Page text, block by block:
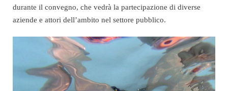
durante il convegno, che vedrà la partecipazione di diverse
aziende e attori dell’ambito nel settore pubblico.